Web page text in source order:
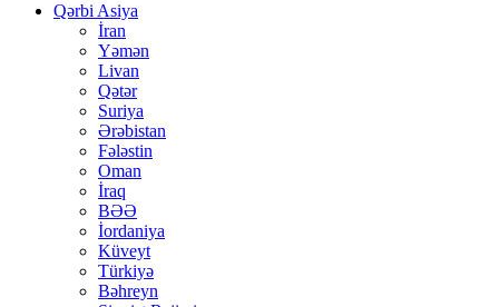
Qərbi Asiya
İran
Yəmən
Livan
Qətər
Suriya
Ərəbistan
Fələstin
Oman
İraq
BƏƏ
İordaniya
Küveyt
Türkiyə
Bəhreyn